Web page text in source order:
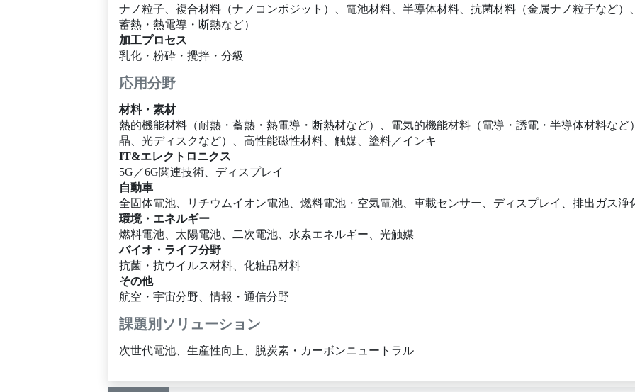
ナノ粒子、複合材料（ナノコンポジット）、電池材料、半導体材料、抗菌材料（金属ナノ粒子など）
蓄熱・熱電導・断熱など）
加工プロセス
乳化・粉砕・攪拌・分級
応用分野
材料・素材
熱的機能材料（耐熱・蓄熱・熱電導・断熱材など）、電気的機能材料（電導・誘電・半導体材料な
晶、光ディスクなど）、高性能磁性材料、触媒、塗料／インキ
IT&エレクトロニクス
5G／6G関連技術、ディスプレイ
自動車
全固体電池、リチウムイオン電池、燃料電池・空気電池、車載センサー、ディスプレイ、排出ガス浄
環境・エネルギー
燃料電池、太陽電池、二次電池、水素エネルギー、光触媒
バイオ・ライフ分野
抗菌・抗ウイルス材料、化粧品材料
その他
航空・宇宙分野、情報・通信分野
課題別ソリューション
次世代電池、生産性向上、脱炭素・カーボンニュートラル